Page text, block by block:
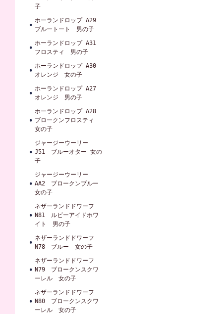
子
ホーランドロップ A29
ブルートート 男の子
ホーランドロップ A31
フロスティ 男の子
ホーランドロップ A30
オレンジ 女の子
ホーランドロップ A27
オレンジ 男の子
ホーランドロップ A28
ブロークンフロスティ
女の子
ジャージーウーリー
J51 ブルーオター 女の
子
ジャージーウーリー
AA2 ブロークンブルー
女の子
ネザーランドドワーフ
N81 ルビーアイドホワ
イト 男の子
ネザーランドドワーフ
N78 ブルー 女の子
ネザーランドドワーフ
N79 ブロークンスクワ
ーレル 女の子
ネザーランドドワーフ
N80 ブロークンスクワ
ーレル 女の子